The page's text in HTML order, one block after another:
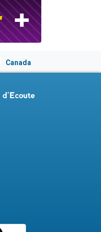
Canada